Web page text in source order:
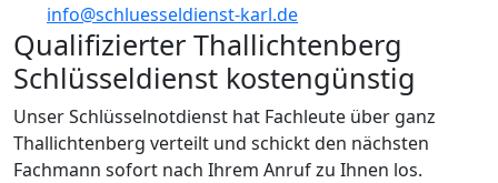
info@schluesseldienst-karl.de
Qualifizierter Thallichtenberg
Schlüsseldienst kostengünstig
Unser Schlüsselnotdienst hat Fachleute über ganz
Thallichtenberg verteilt und schickt den nächsten
Fachmann sofort nach Ihrem Anruf zu Ihnen los.